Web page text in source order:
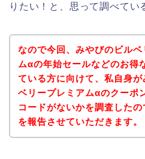
りたい！と、思って調べてい
なので今回、みやびのビル
ムαの年始セールなどのお得
ている方に向けて、私自身
ベリープレミアムαのクーポ
コードがないかを調査した
を報告させていただきます。